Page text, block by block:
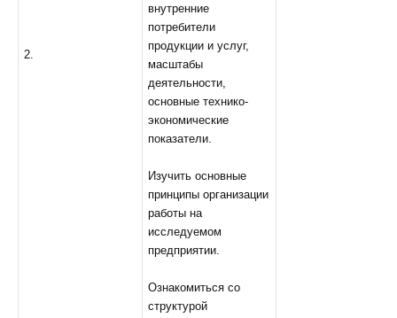
2.
внутренние
потребители
продукции и услуг,
масштабы
деятельности,
основные технико-
экономические
показатели.
Изучить основные
принципы организации
работы на
исследуемом
предприятии.
Ознакомиться со
структурой